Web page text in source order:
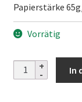
Papierstärke
Vorrätig
Chiyogami
Collection
In